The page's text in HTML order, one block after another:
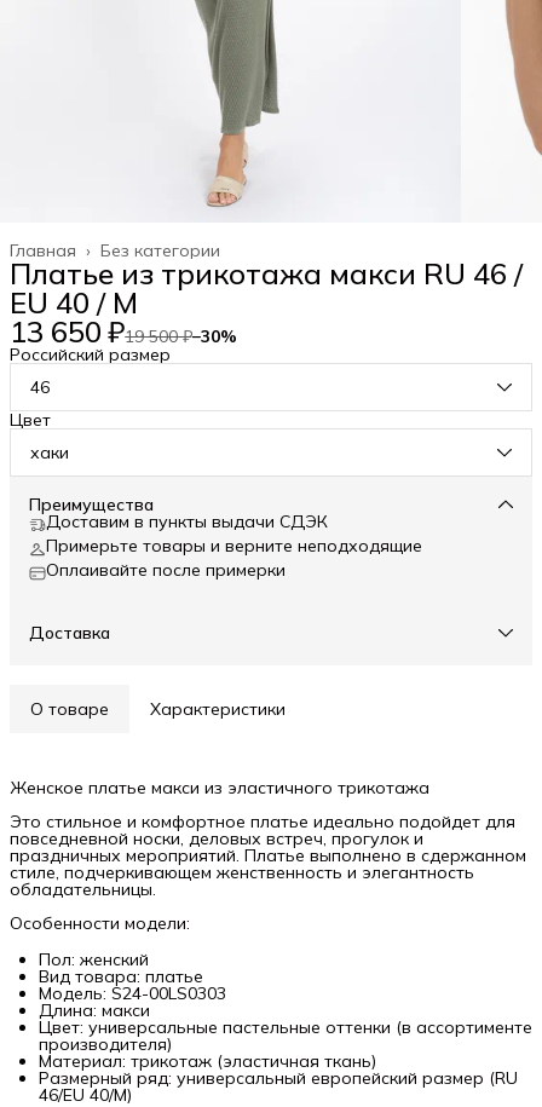
Без категории
Главная ›
Платье из трикотажа макси RU 46 /
EU 40 / M
13 650 ₽19 500 ₽−30%
Российский размер
46
Цвет
хаки
Преимущества
Доставим в пункты выдачи СДЭК
Примерьте товары и верните неподходящие
Оплаивайте после примерки
Доставка
О товаре Характеристики
Женское платье макси из эластичного трикотажа
Это стильное и комфортное платье идеально подойдет для
повседневной носки, деловых встреч, прогулок и
праздничных мероприятий. Платье выполнено в сдержанном
стиле, подчеркивающем женственность и элегантность
обладательницы.
Особенности модели:
Пол: женский
Вид товара: платье
Модель: S24-00LS0303
Длина: макси
Цвет: универсальные пастельные оттенки (в ассортименте
производителя)
Материал: трикотаж (эластичная ткань)
Размерный ряд: универсальный европейский размер (RU
46/EU 40/M)